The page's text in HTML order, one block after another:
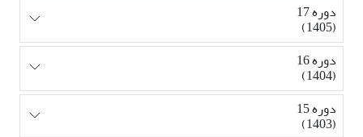
دوره 17
(1405)
دوره 16
(1404)
دوره 15
(1403)